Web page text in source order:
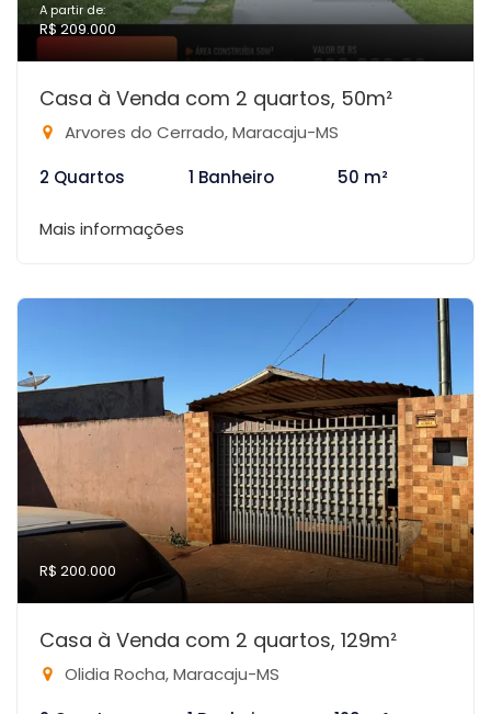
A partir de:
R$ 209.000
Casa à Venda com 2 quartos, 50m²
Arvores do Cerrado, Maracaju-MS
2 Quartos
1 Banheiro 50 m²
Mais informações
R$ 200.000
Casa à Venda com 2 quartos, 129m²
Olidia Rocha, Maracaju-MS